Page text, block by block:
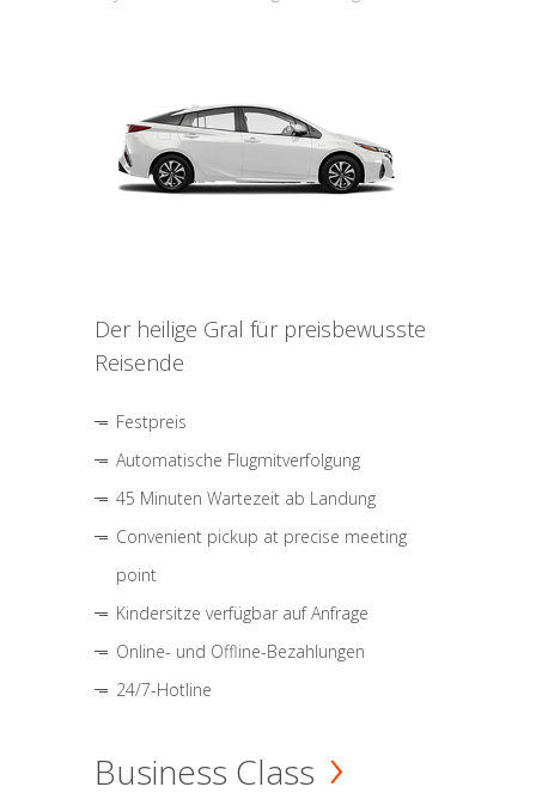
Der heilige Gral für preisbewusste
Reisende
Festpreis
Automatische Flugmitverfolgung
45 Minuten Wartezeit ab Landung
Convenient pickup at precise meeting
point
Kindersitze verfügbar auf Anfrage
Online- und Offline-Bezahlungen
24/7-Hotline
Business Class